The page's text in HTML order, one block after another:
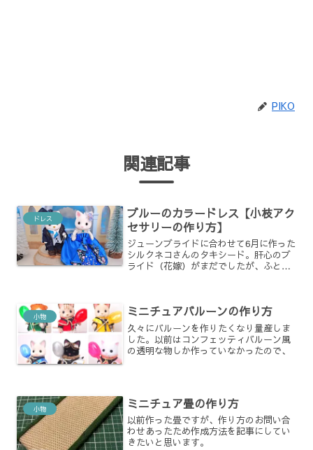
PIKO
関連記事
ドレス
ブルーのカラードレス【小枝アク
セサリーの作り方】
ジューンブライドに合わせて6月に作った
シルクネコさんのタキシード。肝心のブ
ライド（花嫁）がまだでしたが、ふと思
小物 ミニチュアバルーンの作り方
久々にバルーンを作りたくなり量産しま
した。以前はコンフェッティバルーン風
の透明な物しか作っていなかったので、
小物 ミニチュア畳の作り方
以前作った畳ですが、作り方のお問い合
わせあったため作成方法を記事にしてい
きたいと思います。